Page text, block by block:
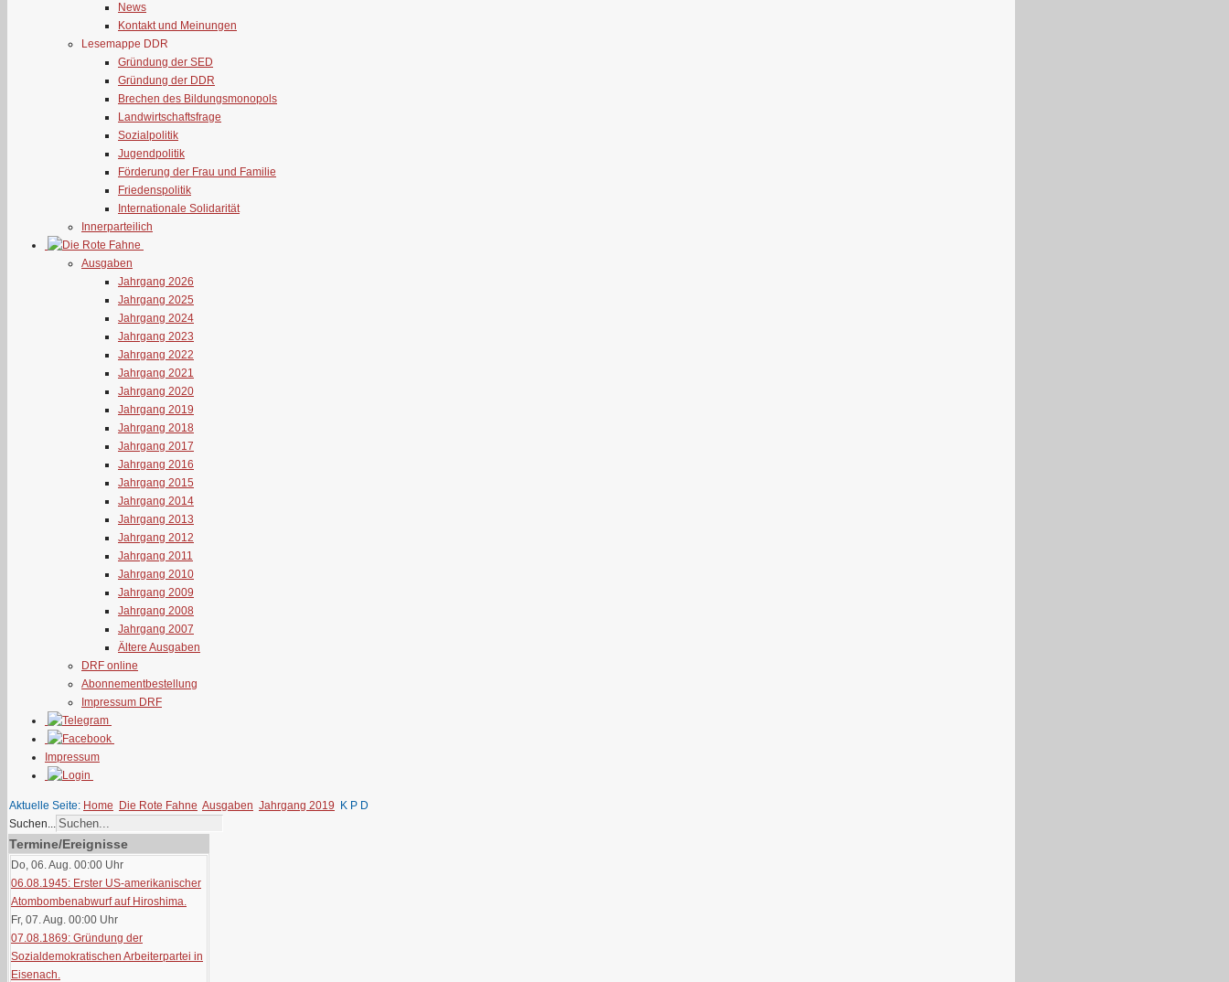
News
Kontakt und Meinungen
Lesemappe DDR
Gründung der SED
Gründung der DDR
Brechen des Bildungsmonopols
Landwirtschaftsfrage
Sozialpolitik
Jugendpolitik
Förderung der Frau und Familie
Friedenspolitik
Internationale Solidarität
Innerparteilich
Ausgaben
Jahrgang 2026
Jahrgang 2025
Jahrgang 2024
Jahrgang 2023
Jahrgang 2022
Jahrgang 2021
Jahrgang 2020
Jahrgang 2019
Jahrgang 2018
Jahrgang 2017
Jahrgang 2016
Jahrgang 2015
Jahrgang 2014
Jahrgang 2013
Jahrgang 2012
Jahrgang 2011
Jahrgang 2010
Jahrgang 2009
Jahrgang 2008
Jahrgang 2007
Ältere Ausgaben
DRF online
Abonnementbestellung
Impressum DRF
Impressum
Aktuelle Seite: Home Die Rote Fahne Ausgaben Jahrgang 2019
K P D
Suchen...
Termine/Ereignisse
Do, 06. Aug. 00:00 Uhr
06.08.1945: Erster US-amerikanischer
Atombombenabwurf auf Hiroshima.
Fr, 07. Aug. 00:00 Uhr
07.08.1869: Gründung der
Sozialdemokratischen Arbeiterpartei in
Eisenach.